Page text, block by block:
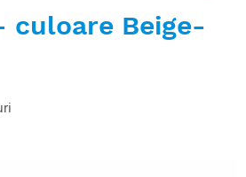
culoare Beige-